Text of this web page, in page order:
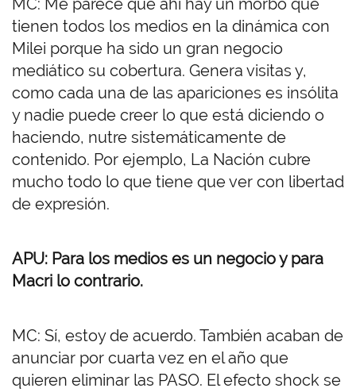
MC: Me parece que ahí hay un morbo que
tienen todos los medios en la dinámica con
Milei porque ha sido un gran negocio
mediático su cobertura. Genera visitas y,
como cada una de las apariciones es insólita
y nadie puede creer lo que está diciendo o
haciendo, nutre sistemáticamente de
contenido. Por ejemplo, La Nación cubre
mucho todo lo que tiene que ver con libertad
de expresión.
APU: Para los medios es un negocio y para
Macri lo contrario.
MC: Sí, estoy de acuerdo. También acaban de
anunciar por cuarta vez en el año que
quieren eliminar las PASO. El efecto shock se